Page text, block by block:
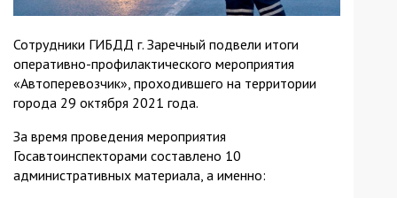
Сотрудники ГИБДД г. Заречный подвели итоги
оперативно-профилактического мероприятия
«Автоперевозчик», проходившего на территории
города 29 октября 2021 года.
За время проведения мероприятия
Госавтоинспекторами составлено 10
административных материала, а именно: